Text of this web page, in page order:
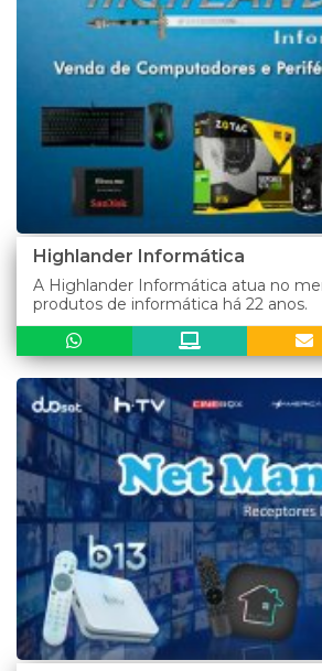
Highlander Informática
A Highlander Informática atua no
produtos de informática há 22 anos.